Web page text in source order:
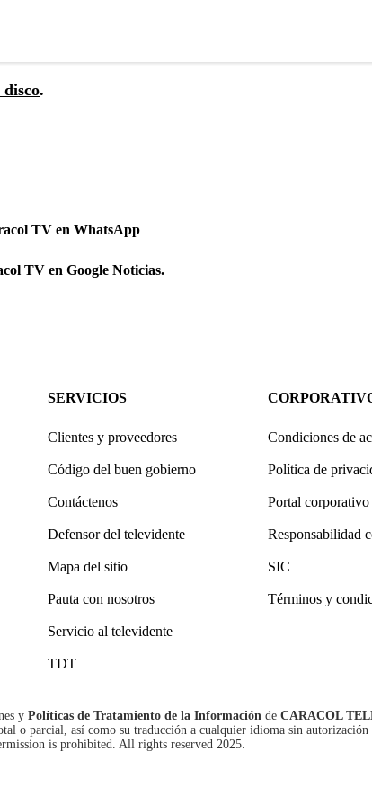
.
TV en WhatsApp
TV en Google Noticias.
SERVICIOS
Clientes y proveedores
Código del buen gobierno
Contáctenos
Defensor del televidente
Mapa del sitio
Pauta con nosotros
Servicio al televidente
TDT
Condiciones de
Política de
Portal corporativo
Responsabilidad
SIC
Términos y
y Políticas de Tratamiento de la Información de CARACOL
o parcial, así como su traducción a cualquier idioma sin autorización
is prohibited. All rights reserved 2025.